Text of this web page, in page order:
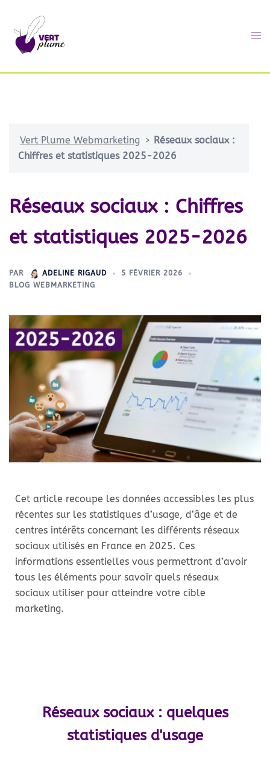
Vert Plume Webmarketing > Réseaux sociaux :
Chiffres et statistiques 2025-2026
Réseaux sociaux : Chiffres
et statistiques 2025-2026
PAR ADELINE RIGAUD
5 FÉVRIER 2026
BLOG WEBMARKETING
Cet article recoupe les données accessibles les plus
récentes sur les statistiques d’usage, d’âge et de
centres intérêts concernant les différents réseaux
sociaux utilisés en France en 2025. Ces
informations essentielles vous permettront d’avoir
tous les éléments pour savoir quels réseaux
sociaux utiliser pour atteindre votre cible
marketing.
Réseaux sociaux : quelques
statistiques d'usage